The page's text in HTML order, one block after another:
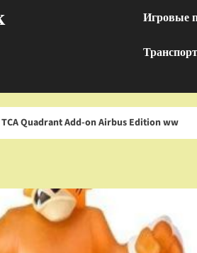
Игровые
Транспорт
on Airbus Edition ww